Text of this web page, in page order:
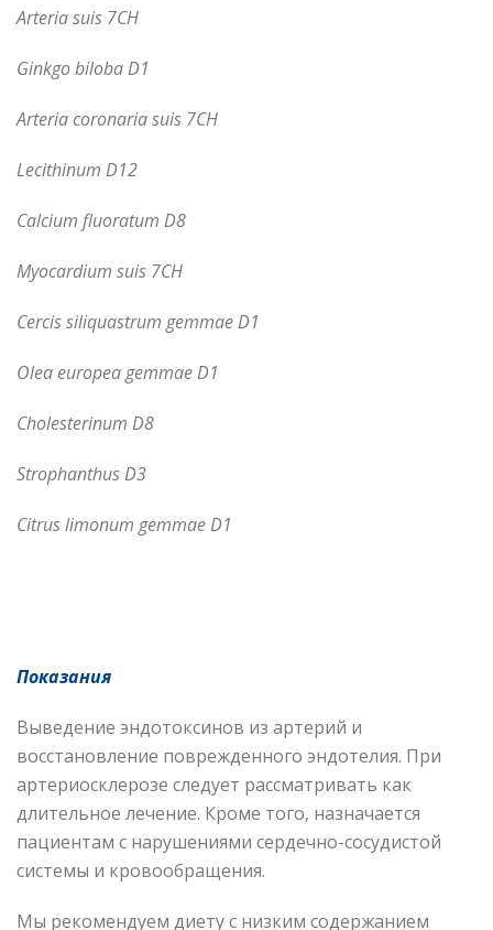
Arteria suis 7CH
Ginkgo biloba D1
Arteria coronaria suis 7CH
Lecithinum D12
Calcium fluoratum D8
Myocardium suis 7CH
Cercis siliquastrum gemmae D1
Olea europea gemmae D1
Cholesterinum D8
Strophanthus D3
Citrus limonum gemmae D1
Показания
Выведение эндотоксинов из артерий и
восстановление поврежденного эндотелия. При
артериосклерозе следует рассматривать как
длительное лечение. Кроме того, назначается
пациентам с нарушениями сердечно-сосудистой
системы и кровообращения.
Мы рекомендуем диету с низким содержанием